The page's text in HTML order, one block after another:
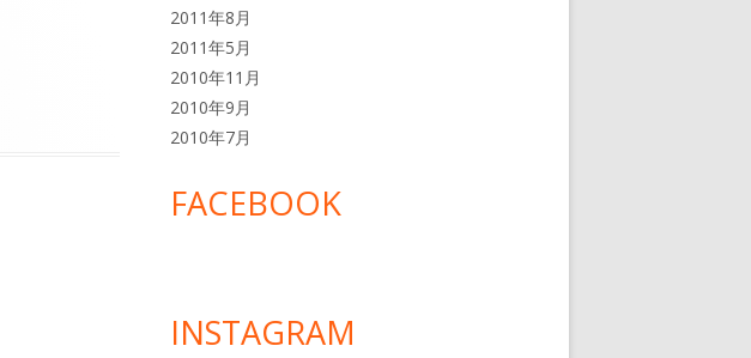
2011年8月
2011年5月
2010年11月
2010年9月
2010年7月
FACEBOOK
INSTAGRAM